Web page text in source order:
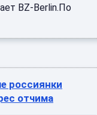
BZ-Berlin.По
россиянки
отчима